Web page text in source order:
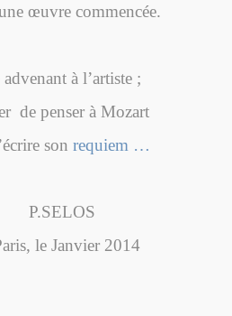
œuvre commencée.
à l’artiste ;
de penser à Mozart
son requiem …
P.SELOS
le Janvier 2014